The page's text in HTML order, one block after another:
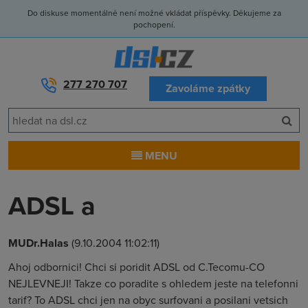
Do diskuse momentálně není možné vkládat příspěvky. Děkujeme za
pochopení.
277 270 707 Zavoláme zpátky
MENU
ADSL a
MUDr.Halas (9.10.2004 11:02:11)
Ahoj odbornici! Chci si poridit ADSL od C.Tecomu-CO
NEJLEVNEJI! Takze co poradite s ohledem jeste na telefonni
tarif? To ADSL chci jen na obyc surfovani a posilani vetsich